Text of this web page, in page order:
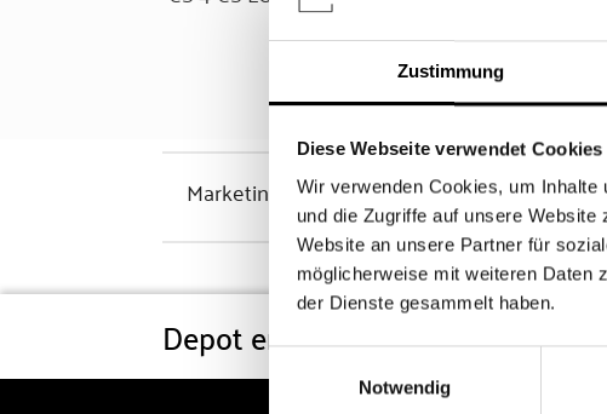
Zustimmung
Diese Webseite verwendet Cookies
Wir verwenden Cookies, um Inhalte
und die Zugriffe auf unsere
Website an unsere Partner für
möglicherweise mit weiteren Daten
der Dienste gesammelt haben.
Notwendig
Marketinghinweis
Depot eröffnen Konditionen